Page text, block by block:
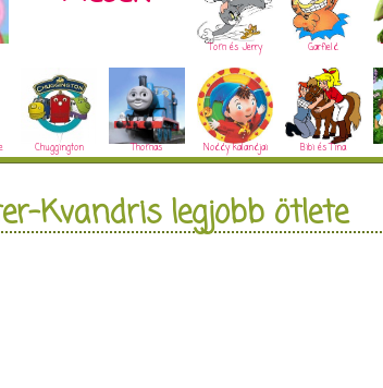
Tom és Jerry Garfield
Chuggington Thomas Noddy kalandjai Bibi és Tina
Kvandris legjobb ötlete